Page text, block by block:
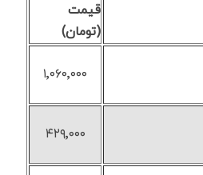
قیمت
(تومان)
۱٬۰۶۰٬۰۰۰
۴۲۹٬۰۰۰